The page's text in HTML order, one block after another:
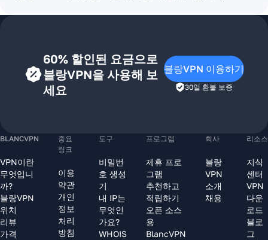
60% 할인된 요금으로
블랑VPN을 사용해 보
세요
블랑VPN 이용하기
30일 환불 보증
BLANCVPN
VPN이란
무엇입니
까?
블랑VPN
위치
리뷰
가격
중요
링크
이용
약관
개인
정보
처리
방침
도구
비밀번
호 생성
기
내 IP는
무엇인
가요?
WHOIS
프로그램
제휴 프로
그램
추천하고
적립하기
오픈 소스
용
BlancVPN
회사
블랑
VPN
소개
채용
리소스
지식
센터
VPN
다운
로드
블로
그